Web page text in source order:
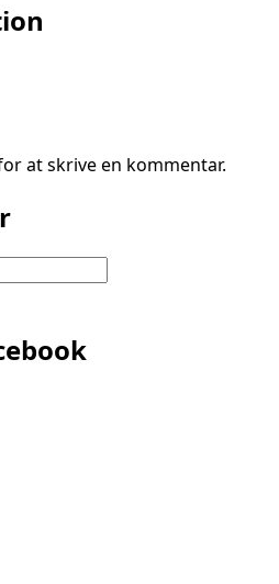
at skrive en kommentar.